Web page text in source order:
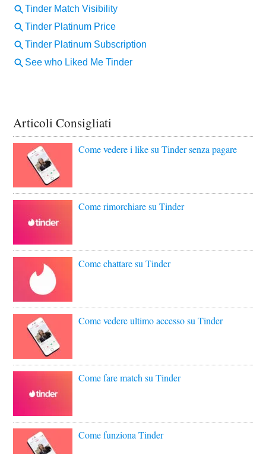
Articoli Consigliati
Come vedere i like su Tinder senza pagare
Come rimorchiare su Tinder
Come chattare su Tinder
Come vedere ultimo accesso su Tinder
Come fare match su Tinder
Come funziona Tinder